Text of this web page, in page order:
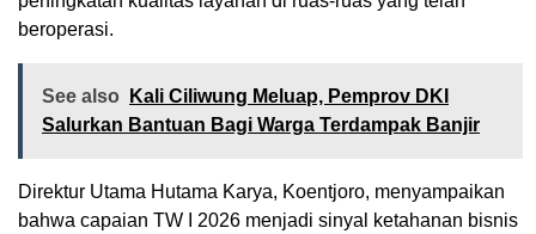
beroperasi.
See also
Kali Ciliwung Meluap, Pemprov DKI
Salurkan Bantuan Bagi Warga Terdampak Banjir
Direktur Utama Hutama Karya, Koentjoro, menyampaikan
bahwa capaian TW I 2026 menjadi sinyal ketahanan bisnis